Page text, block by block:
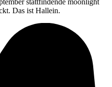
stattfindende moonlight
Das ist Hallein.